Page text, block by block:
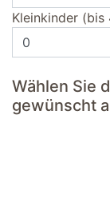
Kleinkinder (bis
Wählen Sie
gewünscht